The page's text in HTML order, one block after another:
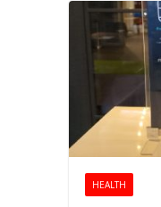
HEALTH